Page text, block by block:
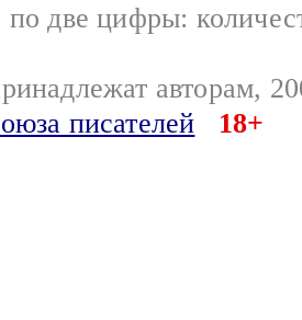
по две цифры:
авторам,
писателей
18+